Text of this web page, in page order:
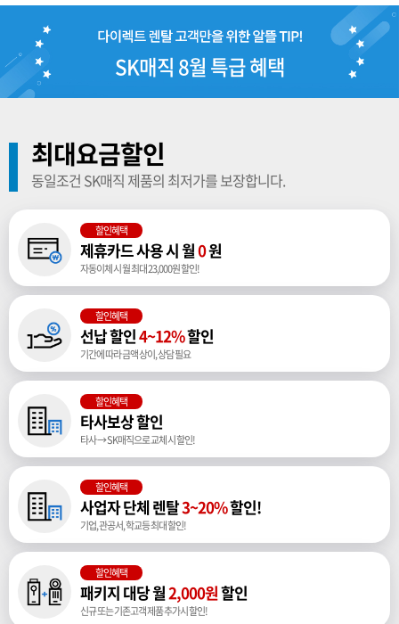
SK매직 8월 특급 혜택
최대요금할인
동일조건 SK매직 제품의 최저가를 보장합니다.
할인혜택
제휴카드 사용 시 월0원
자동이체 시 월 최대 23,000원 할인!
할인혜택
선납 할인4~12%할인
기간에 따라 금액 상이, 상담 필요
할인혜택
타사보상 할인
타사 → SK매직으로 교체 시 할인!
할인혜택
사업자 단체 렌탈3~20%할인!
기업, 관공서, 학교등 최대 할인!
할인혜택
패키지 대당 월2,000원할인
신규 또는 기존고객 제품 추가시 할인!